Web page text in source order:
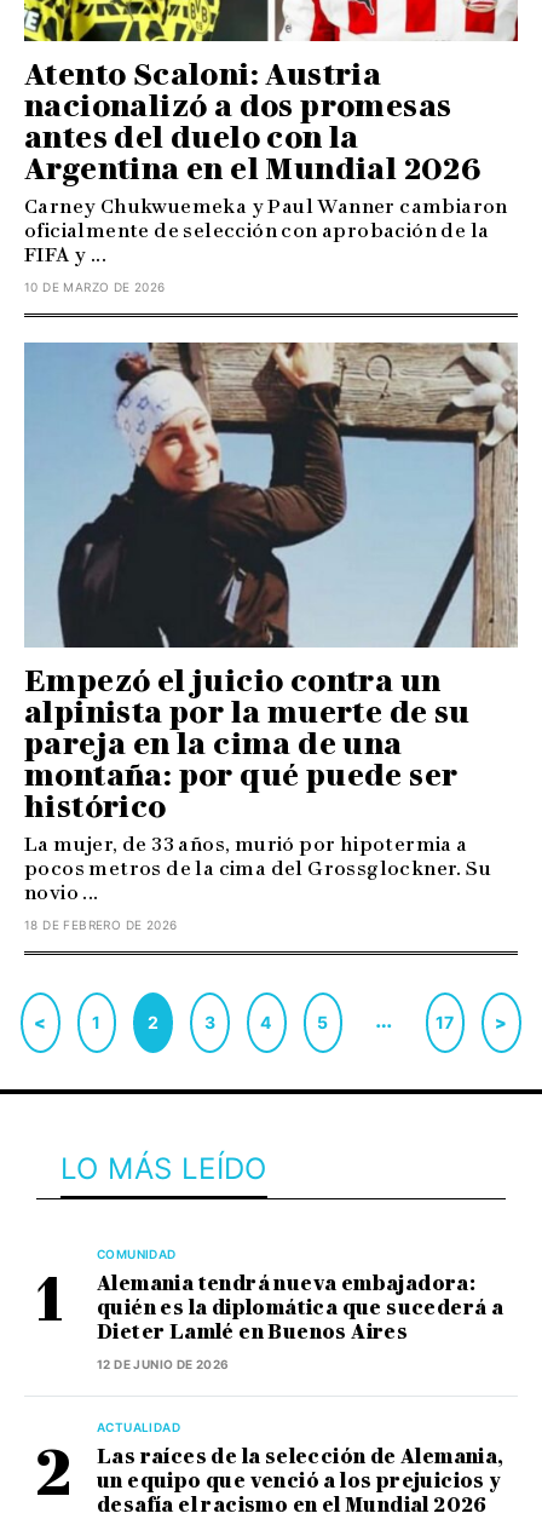
Atento Scaloni: Austria
nacionalizó a dos promesas
antes del duelo con la
Argentina en el Mundial 2026
Carney Chukwuemeka y Paul Wanner cambiaron
oficialmente de selección con aprobación de la
FIFA y ...
10 DE MARZO DE 2026
Empezó el juicio contra un
alpinista por la muerte de su
pareja en la cima de una
montaña: por qué puede ser
histórico
La mujer, de 33 años, murió por hipotermia a
pocos metros de la cima del Grossglockner. Su
novio ...
18 DE FEBRERO DE 2026
< 1 2 3 4 5 … 17 >
LO MÁS LEÍDO
COMUNIDAD
Alemania tendrá nueva embajadora:
quién es la diplomática que sucederá a
Dieter Lamlé en Buenos Aires
12 DE JUNIO DE 2026
ACTUALIDAD
Las raíces de la selección de Alemania,
un equipo que venció a los prejuicios y
desafía el racismo en el Mundial 2026